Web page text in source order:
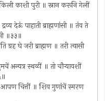
काशी पुरी ॥ स्नान करूनि गेलीं
देऊं पाहाती ब्राह्मणांसी ॥ तंव ते
॥३३॥
घे जरी ब्राह्मण ॥ तरी त्यासी
अन्यत्र स्थळीं ॥ तो चौर्‍यायशीं
आपण चित्तीं ॥ शिव गुणांचें स्मरण